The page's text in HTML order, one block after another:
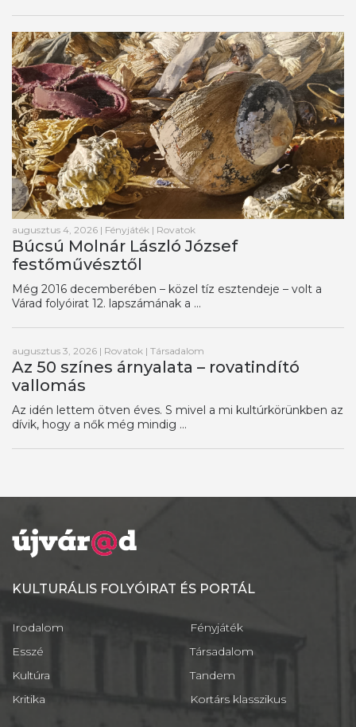
augusztus 4, 2026 | Fényjáték | Rovatok
Búcsú Molnár László József
festőművésztől
Még 2016 decemberében – közel tíz esztendeje – volt a
Várad folyóirat 12. lapszámának a ...
augusztus 3, 2026 | Rovatok | Társadalom
Az 50 színes árnyalata – rovatindító
vallomás
Az idén lettem ötven éves. S mivel a mi kultúrkörünkben az
dívik, hogy a nők még mindig ...
KULTURÁLIS FOLYÓIRAT ÉS PORTÁL
Irodalom
Esszé
Kultúra
Kritika
Fényjáték
Társadalom
Tandem
Kortárs klasszikus